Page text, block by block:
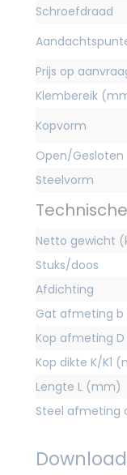
Schroefdraad
Prijs op
Klembereik
Kopvorm
Open/Gesloten
Steelvorm
Netto gewicht
Stuks/doos
Afdichting
Gat afmeting
Kop afmeting
Kop dikte K/K1
Lengte L (mm)
Steel afmeting